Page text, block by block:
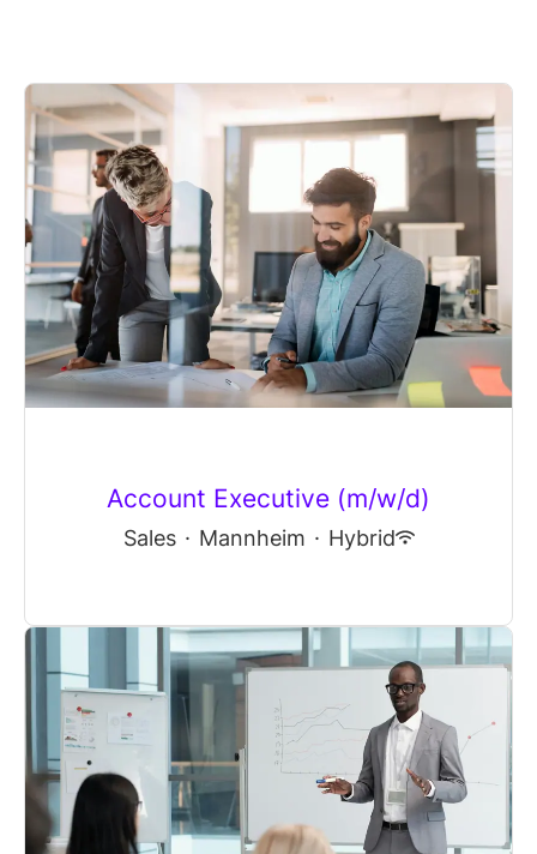
Account Executive (m/w/d)
Sales · Mannheim · Hybrid